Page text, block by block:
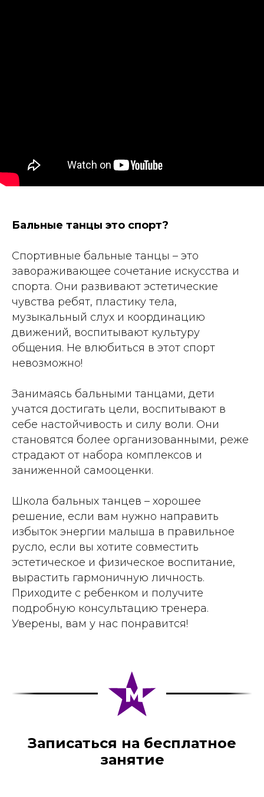
Бальные танцы это спорт?
Спортивные бальные танцы – это
завораживающее сочетание искусства и
спорта. Они развивают эстетические
чувства ребят, пластику тела,
музыкальный слух и координацию
движений, воспитывают культуру
общения. Не влюбиться в этот спорт
невозможно!
Занимаясь бальными танцами, дети
учатся достигать цели, воспитывают в
себе настойчивость и силу воли. Они
становятся более организованными, реже
страдают от набора комплексов и
заниженной самооценки.
Школа бальных танцев – хорошее
решение, если вам нужно направить
избыток энергии малыша в правильное
русло, если вы хотите совместить
эстетическое и физическое воспитание,
вырастить гармоничную личность.
Приходите с ребенком и получите
подробную консультацию тренера.
Уверены, вам у нас понравится!
Записаться на бесплатное
занятие